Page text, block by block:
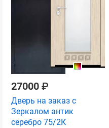
27000 ₽
Дверь на заказ с
Зеркалом антик
серебро 75/2К